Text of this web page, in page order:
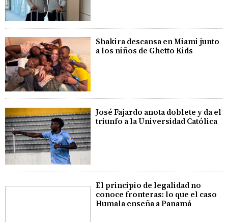
Shakira descansa en Miami junto
a los niños de Ghetto Kids
José Fajardo anota doblete y da el
triunfo a la Universidad Católica
El principio de legalidad no
conoce fronteras: lo que el caso
Humala enseña a Panamá